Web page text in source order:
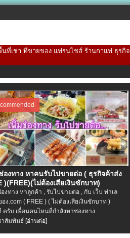
ที่เช่า ที่ขายของ แฟรนไชส์ ร้านกาแฟ ธุรกิจ
องทาง หาคนรับไปขายต่อ ( ธุรกิจค้าส่ง
)(FREE)(ไม่ต้องเสียเงินซักบาท)
งทาง หาลูกค้า , รับไปขายต่อ , กับ เว็บ ทำเล
ง.com ( FREE ) ( ไม่ต้องเสียเงินซักบาท )
ครับ เพื่อนคนไหนที่กำลังหาช่องทาง
าสัมพันธ์ [อ่านต่อ]